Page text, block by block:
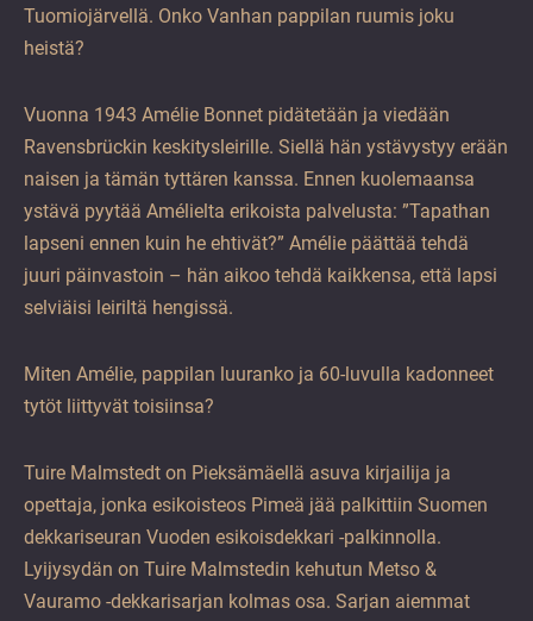
Tuomiojärvellä. Onko Vanhan pappilan ruumis joku
heistä?
Vuonna 1943 Amélie Bonnet pidätetään ja viedään
Ravensbrückin keskitysleirille. Siellä hän ystävystyy erään
naisen ja tämän tyttären kanssa. Ennen kuolemaansa
ystävä pyytää Amélielta erikoista palvelusta: ”Tapathan
lapseni ennen kuin he ehtivät?” Amélie päättää tehdä
juuri päinvastoin – hän aikoo tehdä kaikkensa, että lapsi
selviäisi leiriltä hengissä.
Miten Amélie, pappilan luuranko ja 60-luvulla kadonneet
tytöt liittyvät toisiinsa?
Tuire Malmstedt on Pieksämäellä asuva kirjailija ja
opettaja, jonka esikoisteos Pimeä jää palkittiin Suomen
dekkariseuran Vuoden esikoisdekkari -palkinnolla.
Lyijysydän on Tuire Malmstedin kehutun Metso &
Vauramo -dekkarisarjan kolmas osa. Sarjan aiemmat